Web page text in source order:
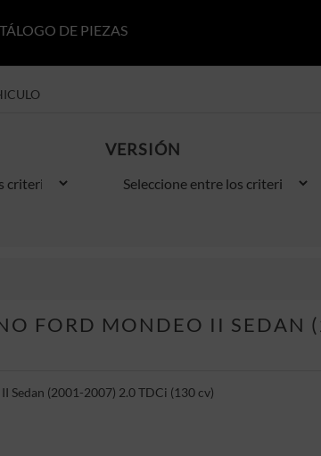
DE PIEZAS
VERSIÓN
FORD MONDEO II
Sedan (2001-2007) 2.0 TDCi (130 cv)